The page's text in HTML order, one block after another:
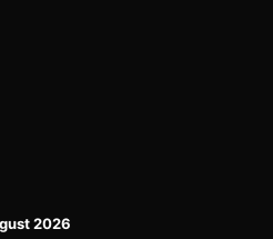
2026